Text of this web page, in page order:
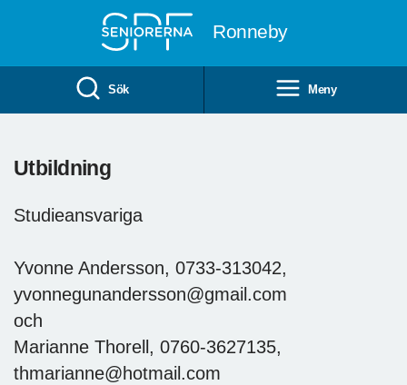
Ronneby
Sök Meny
Utbildning
Studieansvariga
Yvonne Andersson, 0733-313042,
yvonnegunandersson@gmail.com
och
Marianne Thorell, 0760-3627135,
thmarianne@hotmail.com